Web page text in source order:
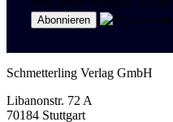
Schmetterling Verlag GmbH
Libanonstr. 72 A
70184 Stuttgart